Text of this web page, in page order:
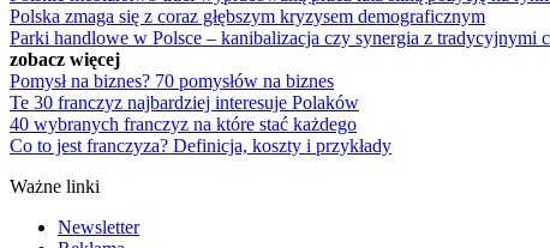
Polska zmaga się z coraz głębszym kryzysem demograficznym
Parki handlowe w Polsce – kanibalizacja czy synergia z tradycyjnymi
zobacz więcej
Pomysł na biznes? 70 pomysłów na biznes
Te 30 franczyz najbardziej interesuje Polaków
40 wybranych franczyz na które stać każdego
Co to jest franczyza? Definicja, koszty i przykłady
Ważne linki
Newsletter